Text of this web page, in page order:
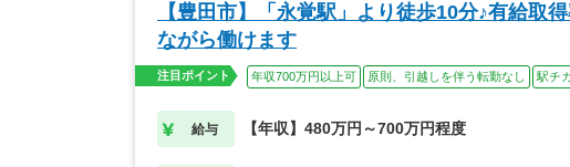
【豊田市】「永覚駅」より徒歩10分♪有給取
ながら働けます
注目ポイント 年収700万円以上可 原則、引越しを伴う転勤なし 駅チ
給与 【年収】480万円～700万円程度